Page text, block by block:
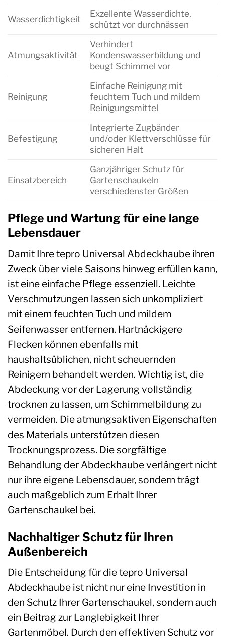
Wasserdichtigkeit
Exzellente Wasserdichte,
schützt vor durchnässen
Atmungsaktivität
Verhindert
Kondenswasserbildung und
beugt Schimmel vor
Reinigung
Einfache Reinigung mit
feuchtem Tuch und mildem
Reinigungsmittel
Befestigung
Integrierte Zugbänder
und/oder Klettverschlüsse für
sicheren Halt
Einsatzbereich
Ganzjähriger Schutz für
Gartenschaukeln
verschiedenster Größen
Pflege und Wartung für eine lange
Lebensdauer
Damit Ihre tepro Universal Abdeckhaube ihren
Zweck über viele Saisons hinweg erfüllen kann,
ist eine einfache Pflege essenziell. Leichte
Verschmutzungen lassen sich unkompliziert
mit einem feuchten Tuch und mildem
Seifenwasser entfernen. Hartnäckigere
Flecken können ebenfalls mit
haushaltsüblichen, nicht scheuernden
Reinigern behandelt werden. Wichtig ist, die
Abdeckung vor der Lagerung vollständig
trocknen zu lassen, um Schimmelbildung zu
vermeiden. Die atmungsaktiven Eigenschaften
des Materials unterstützen diesen
Trocknungsprozess. Die sorgfältige
Behandlung der Abdeckhaube verlängert nicht
nur ihre eigene Lebensdauer, sondern trägt
auch maßgeblich zum Erhalt Ihrer
Gartenschaukel bei.
Nachhaltiger Schutz für Ihren
Außenbereich
Die Entscheidung für die tepro Universal
Abdeckhaube ist nicht nur eine Investition in
den Schutz Ihrer Gartenschaukel, sondern auch
ein Beitrag zur Langlebigkeit Ihrer
Gartenmöbel. Durch den effektiven Schutz vor